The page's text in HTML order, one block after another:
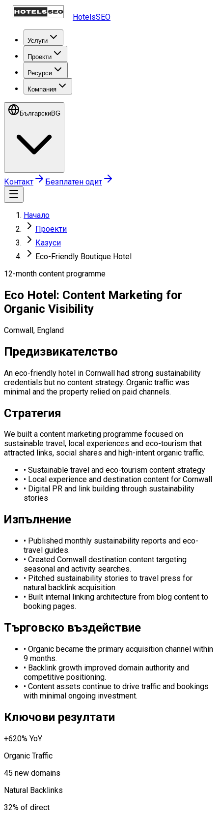
HotelsSEO
Услуги
Проекти
Ресурси
Компания
БългарскиBG
Контакт Безплатен одит
Начало
Проекти
Казуси
Eco-Friendly Boutique Hotel
12-month content programme
Eco Hotel: Content Marketing for
Organic Visibility
Cornwall, England
Предизвикателство
An eco-friendly hotel in Cornwall had strong sustainability
credentials but no content strategy. Organic traffic was
minimal and the property relied on paid channels.
Стратегия
We built a content marketing programme focused on
sustainable travel, local experiences and eco-tourism that
attracted links, social shares and high-intent organic traffic.
• Sustainable travel and eco-tourism content strategy
• Local experience and destination content for Cornwall
• Digital PR and link building through sustainability
stories
Изпълнение
• Published monthly sustainability reports and eco-
travel guides.
• Created Cornwall destination content targeting
seasonal and activity searches.
• Pitched sustainability stories to travel press for
natural backlink acquisition.
• Built internal linking architecture from blog content to
booking pages.
Търговско въздействие
• Organic became the primary acquisition channel within
9 months.
• Backlink growth improved domain authority and
competitive positioning.
• Content assets continue to drive traffic and bookings
with minimal ongoing investment.
Ключови резултати
+620% YoY
Organic Traffic
45 new domains
Natural Backlinks
32% of direct